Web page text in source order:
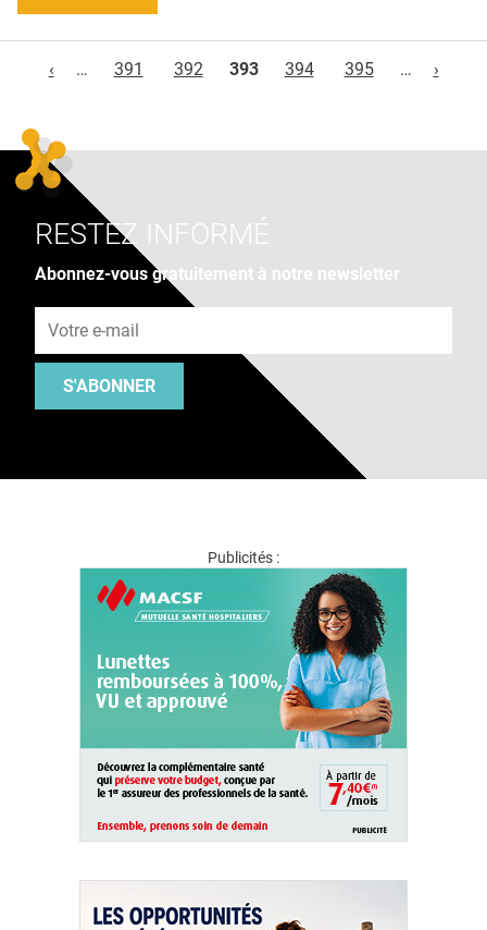
‹
… 391 392 393 394 395 … ›
RESTEZ INFORMÉ
Abonnez-vous gratuitement à notre newsletter
S'ABONNER
Publicités :